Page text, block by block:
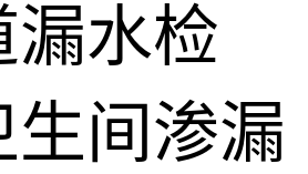
漏水检
生间渗漏